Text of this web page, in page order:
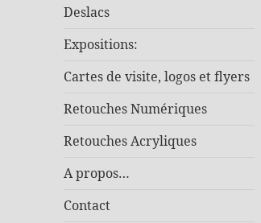
Deslacs
Expositions:
Cartes de visite, logos et flyers
Retouches Numériques
Retouches Acryliques
A propos…
Contact